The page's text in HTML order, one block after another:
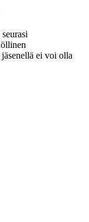
ei voi olla